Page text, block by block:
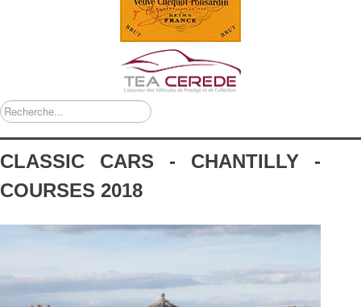
Rechercher
CLASSIC CARS - CHANTILLY -
COURSES 2018